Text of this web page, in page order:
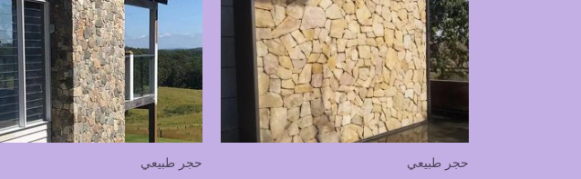
حجر طبيعي حجر طبيعي